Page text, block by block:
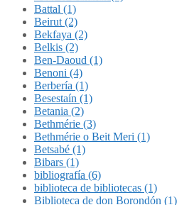
Battal (1)
Beirut (2)
Bekfaya (2)
Belkis (2)
Ben-Daoud (1)
Benoni (4)
Berbería (1)
Besestaín (1)
Betania (2)
Bethmérie (3)
Bethmérie o Beit Meri (1)
Betsabé (1)
Bibars (1)
bibliografía (6)
biblioteca de bibliotecas (1)
Biblioteca de don Borondón (1)